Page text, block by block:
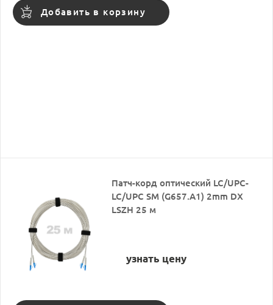
Добавить в корзину
Патч-корд оптический LC/UPC-
LC/UPC SM (G657.A1) 2mm DX
LSZH 25 м
узнать цену